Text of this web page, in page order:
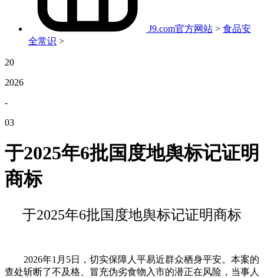
J9.com官方网站 > 食品安
全常识 >
20
2026
-
03
于2025年6批国度地舆标记证明
商标
于2025年6批国度地舆标记证明商标
2026年1月5日，切实保障人平易近群众栖身平安。本案的
查处斩断了不及格、冒充伪劣食物入市的潜正在风险，当事人